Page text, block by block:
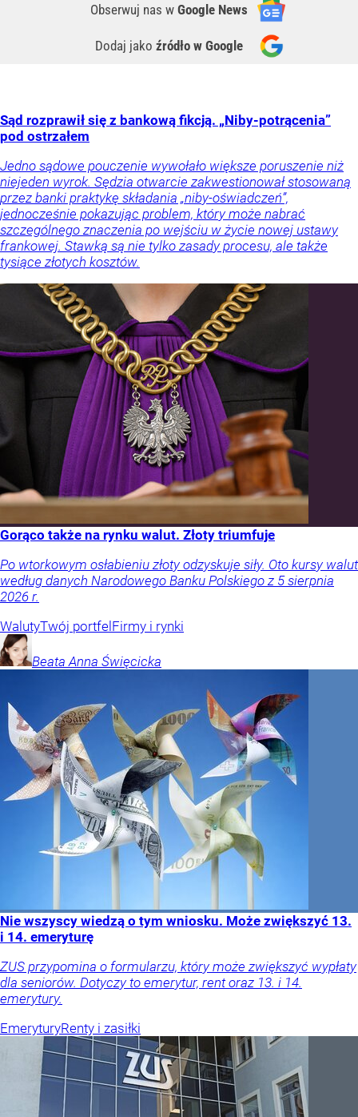
Obserwuj nas w Google News
Dodaj jako źródło w Google
Sąd rozprawił się z bankową fikcją. „Niby-potrącenia”
pod ostrzałem
Jedno sądowe pouczenie wywołało większe poruszenie niż
niejeden wyrok. Sędzia otwarcie zakwestionował stosowaną
przez banki praktykę składania „niby-oświadczeń”,
jednocześnie pokazując problem, który może nabrać
szczególnego znaczenia po wejściu w życie nowej ustawy
frankowej. Stawką są nie tylko zasady procesu, ale także
tysiące złotych kosztów.
Gorąco także na rynku walut. Złoty triumfuje
Po wtorkowym osłabieniu złoty odzyskuje siły. Oto kursy walut
według danych Narodowego Banku Polskiego z 5 sierpnia
2026 r.
WalutyTwój portfelFirmy i rynki
Beata Anna Święcicka
Nie wszyscy wiedzą o tym wniosku. Może zwiększyć 13.
i 14. emeryturę
ZUS przypomina o formularzu, który może zwiększyć wypłaty
dla seniorów. Dotyczy to emerytur, rent oraz 13. i 14.
emerytury.
EmeryturyRenty i zasiłki